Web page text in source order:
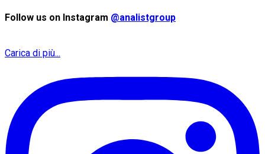
Follow us on Instagram @analistgroup
Carica di più...